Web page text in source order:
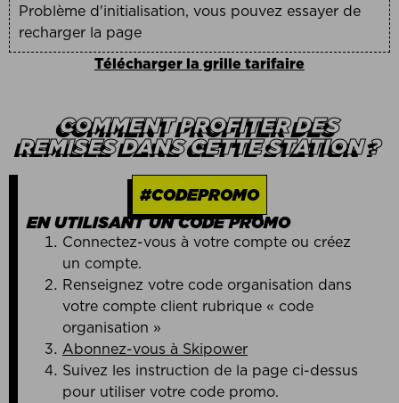
Problème d'initialisation, vous pouvez essayer de
recharger la page
Télécharger la grille tarifaire
COMMENT PROFITER DES
REMISES DANS CETTE STATION ?
#CODEPROMO
EN UTILISANT UN CODE PROMO
Connectez-vous à votre compte ou créez
un compte.
Renseignez votre code organisation dans
votre compte client rubrique « code
organisation »
Abonnez-vous à Skipower
Suivez les instruction de la page ci-dessus
pour utiliser votre code promo.